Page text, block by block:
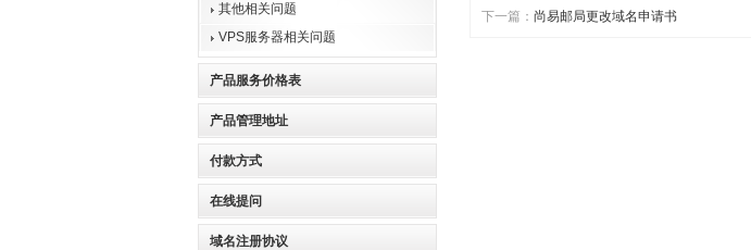
其他相关问题
VPS服务器相关问题
产品服务价格表
产品管理地址
付款方式
在线提问
域名注册协议
下一篇： 尚易邮局更改域名申请书